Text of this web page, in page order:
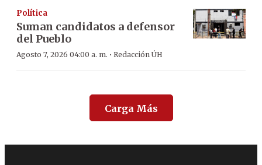
Política
Suman candidatos a defensor
del Pueblo
Agosto 7, 2026 04:00 a. m. · Redacción ÚH
Carga Más